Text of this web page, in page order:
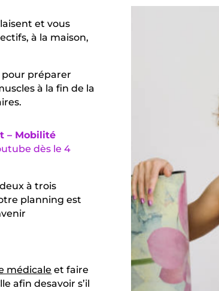
et vous
à la maison,
pour préparer
à la fin de la
– Mobilité
dès le 4
à trois
planning est
médicale et faire
afin desavoir s’il